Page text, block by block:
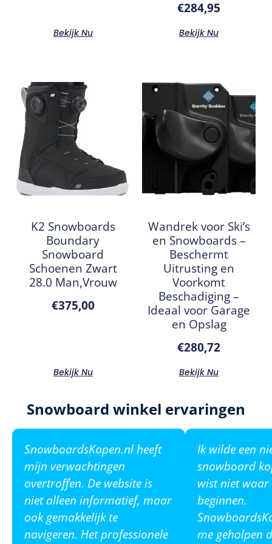
Bekijk Nu
€284,95
Bekijk Nu
K2 Snowboards
Boundary
Snowboard
Schoenen Zwart
28.0 Man,Vrouw
€375,00
Bekijk Nu
Wandrek voor Ski’s
en Snowboards –
Beschermt
Uitrusting en
Voorkomt
Beschadiging –
Ideaal voor Garage
en Opslag
€280,72
Bekijk Nu
Snowboard winkel ervaringen
SnowboardsKopen.nl heeft
mijn verwachtingen
overtroffen. De website is
niet alleen informatief, maar
ook gemakkelijk te
navigeren. Het professionele
Ik wilde een
snowboard
wist niet waar
beginnen.
me geholpen